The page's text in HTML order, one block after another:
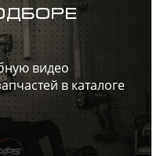
видео
в каталоге